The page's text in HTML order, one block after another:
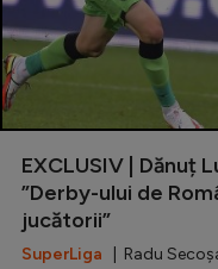
EXCLUSIV | Dănuț
”Derby-ului de
jucătorii”
SuperLiga | Radu